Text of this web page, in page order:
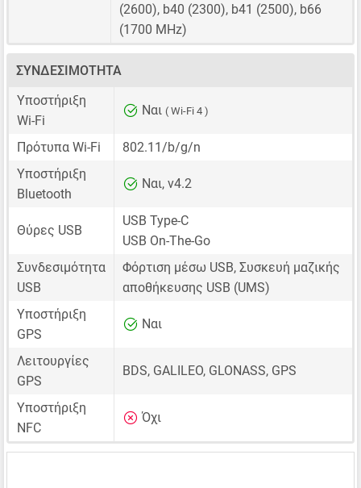
(2600), b40 (2300), b41 (2500), b66
(1700 MHz)
ΣΥΝΔΕΣΙΜΌΤΗΤΑ
Υποστήριξη
Wi-Fi
Ναι ( Wi-Fi 4 )
Πρότυπα Wi-Fi
802.11/b/g/n
Υποστήριξη
Bluetooth
Ναι, v4.2
Θύρες USB
USB Type-C
USB On-The-Go
Συνδεσιμότητα
USB
Φόρτιση μέσω USB, Συσκευή μαζικής
αποθήκευσης USB (UMS)
Υποστήριξη
GPS
Ναι
Λειτουργίες
GPS
BDS, GALILEO, GLONASS, GPS
Υποστήριξη
NFC
Όχι